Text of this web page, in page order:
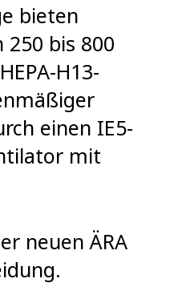
bieten
bis 800
H13-
einen IE5-
mit
neuen ÄRA